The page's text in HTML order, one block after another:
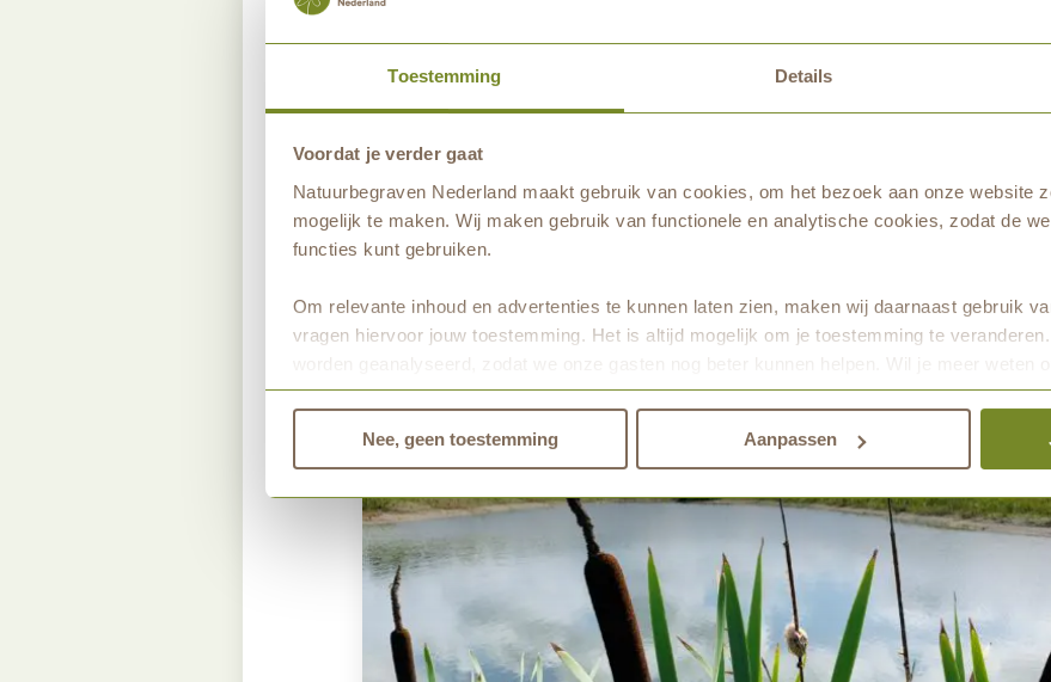
Toestemming Details
Voordat je verder gaat
Natuurbegraven Nederland maakt gebruik van cookies, om het bezoek aan onze website
mogelijk te maken. Wij maken gebruik van functionele en analytische cookies, zodat de
functies kunt gebruiken.
Om relevante inhoud en advertenties te kunnen laten zien, maken wij daarnaast gebruik
vragen hiervoor jouw toestemming. Het is altijd mogelijk om je toestemming te
worden geanalyseerd, zodat we onze gasten nog beter kunnen helpen. Wil je meer weten
Bekijk dan de andere tabbladen.
Nee, geen toestemming Aanpassen
Zo ziet u maar: deze ‘simpele’ plant heeft nog heel wat in huis!